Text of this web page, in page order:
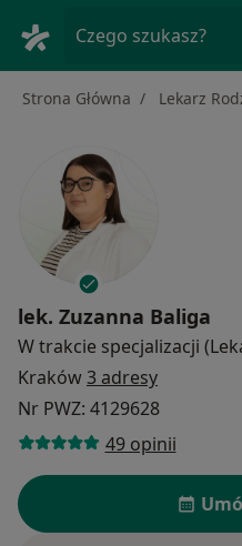
Czego szukasz?
Strona Główna Lekarz
lek. Zuzanna Baliga
W trakcie specjalizacji
Kraków3 adresy
Nr PWZ: 4129628
49 opinii